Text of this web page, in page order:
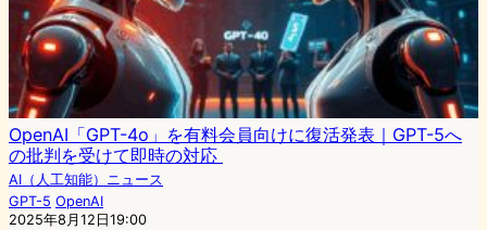
OpenAI「GPT-4o」を有料会員向けに復活発表｜GPT-5へ
の批判を受けて即時の対応
AI（人工知能）ニュース
GPT-5 OpenAI
2025年8月12日19:00